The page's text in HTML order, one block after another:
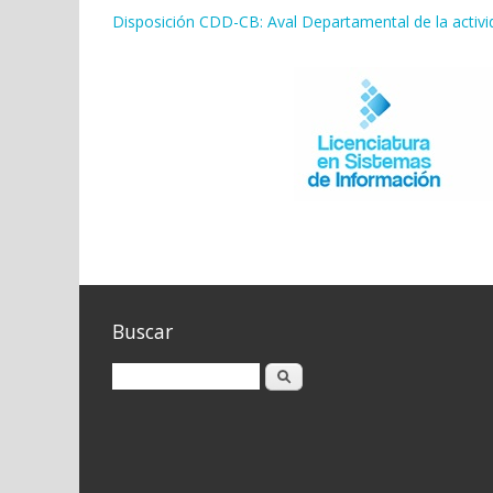
Disposición CDD-CB: Aval Departamental de la
Buscar
Buscar